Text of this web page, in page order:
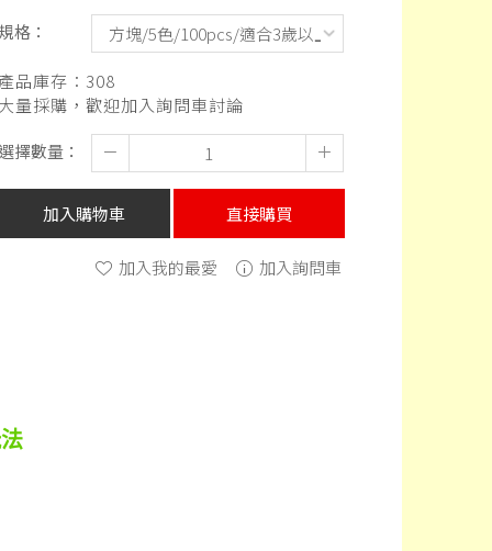
格：
品庫存： 308
量採購，歡迎加入詢問車討論
擇數量：
＋
－
加入購物車 直接購買
加入我的最愛 加入詢問車